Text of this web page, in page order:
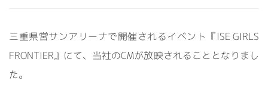
三重県営サンアリーナで開催されるイベント『ISE GIRLS
FRONTIER』にて、当社のCMが放映されることとなりまし
た。